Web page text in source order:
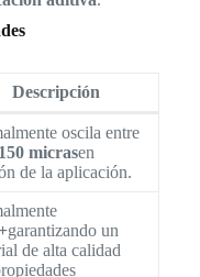
Descripción
oscila entre
micrasen
de la aplicación.
garantizando un
de alta calidad